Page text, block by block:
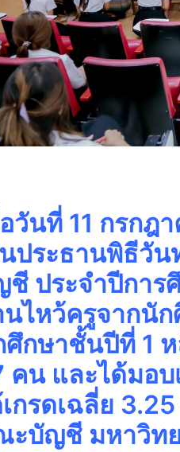
วันที่ 11 กรก
นประธานพิธีวั
ประจำปีการ
ไหว้ครูจากนั
กษาชั้นปีที่ 1
คน และได้มอบ
กรดเฉลี่ย
ะบัญชี มหาวิทย